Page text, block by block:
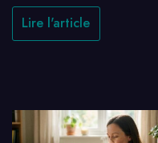
Lire l'article